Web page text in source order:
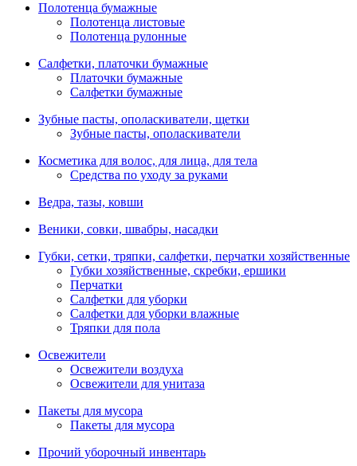
Полотенца бумажные
Полотенца листовые
Полотенца рулонные
Салфетки, платочки бумажные
Платочки бумажные
Салфетки бумажные
Зубные пасты, ополаскиватели, щетки
Зубные пасты, ополаскиватели
Косметика для волос, для лица, для тела
Средства по уходу за руками
Ведра, тазы, ковши
Веники, совки, швабры, насадки
Губки, сетки, тряпки, салфетки, перчатки хозяйственные
Губки хозяйственные, скребки, ершики
Перчатки
Салфетки для уборки
Салфетки для уборки влажные
Тряпки для пола
Освежители
Освежители воздуха
Освежители для унитаза
Пакеты для мусора
Пакеты для мусора
Прочий уборочный инвентарь